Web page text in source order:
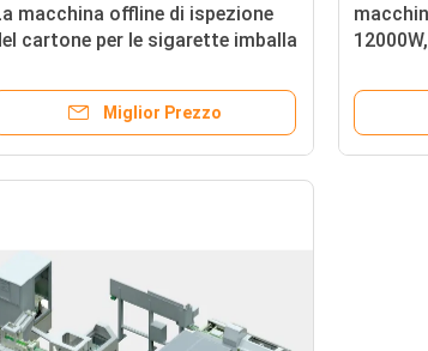
macchina offline di ispezione
cartone per le sigarette imballa
Miglior Prezzo